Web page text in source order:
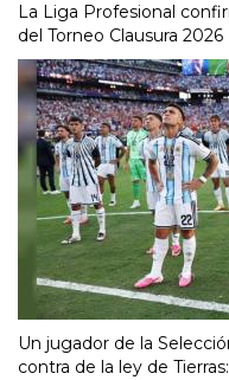
La Liga Profesional
del Torneo Clausura 2026
Un jugador de la
contra de la ley de